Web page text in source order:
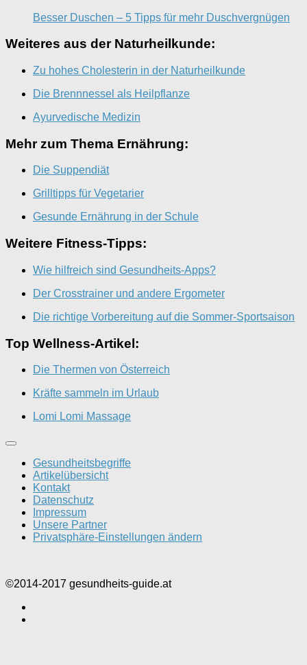
Besser Duschen – 5 Tipps für mehr Duschvergnügen
Weiteres aus der Naturheilkunde:
Zu hohes Cholesterin in der Naturheilkunde
Die Brennnessel als Heilpflanze
Ayurvedische Medizin
Mehr zum Thema Ernährung:
Die Suppendiät
Grilltipps für Vegetarier
Gesunde Ernährung in der Schule
Weitere Fitness-Tipps:
Wie hilfreich sind Gesundheits-Apps?
Der Crosstrainer und andere Ergometer
Die richtige Vorbereitung auf die Sommer-Sportsaison
Top Wellness-Artikel:
Die Thermen von Österreich
Kräfte sammeln im Urlaub
Lomi Lomi Massage
Gesundheitsbegriffe
Artikelübersicht
Kontakt
Datenschutz
Impressum
Unsere Partner
Privatsphäre-Einstellungen ändern
©2014-2017 gesundheits-guide.at